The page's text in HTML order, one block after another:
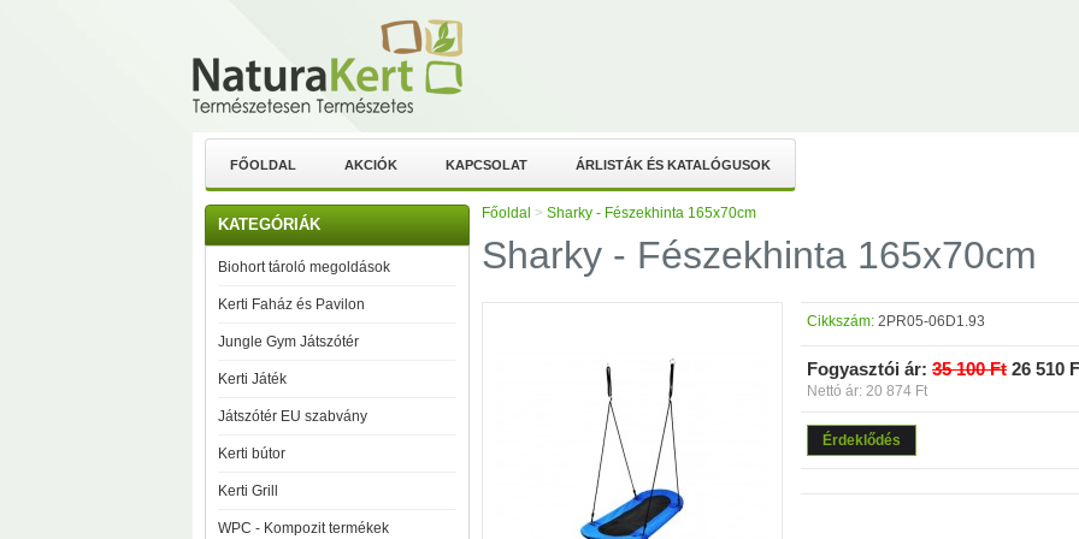
FŐOLDAL AKCIÓK KAPCSOLAT ÁRLISTÁK ÉS KATALÓGUSOK
KATEGÓRIÁK
Biohort tároló megoldások
Kerti Faház és Pavilon
Jungle Gym Játszótér
Kerti Játék
Játszótér EU szabvány
Kerti bútor
Kerti Grill
WPC - Kompozit termékek
Főoldal > Sharky - Fészekhinta 165x70cm
Sharky - Fészekhinta 165x70cm
Cikkszám: 2PR05-06D1.93
Fogyasztói ár: 35 100 Ft 26 510
Nettó ár: 20 874 Ft
Érdeklődés